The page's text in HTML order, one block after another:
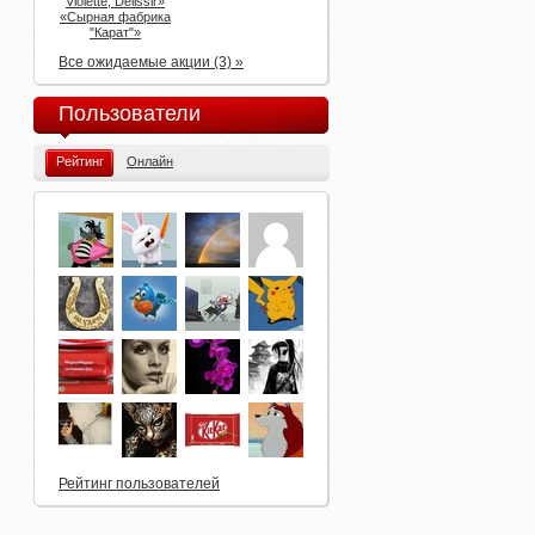
«Сырная фабрика
"Карат"»
Все ожидаемые акции (3) »
Пользователи
Рейтинг Онлайн
Рейтинг пользователей